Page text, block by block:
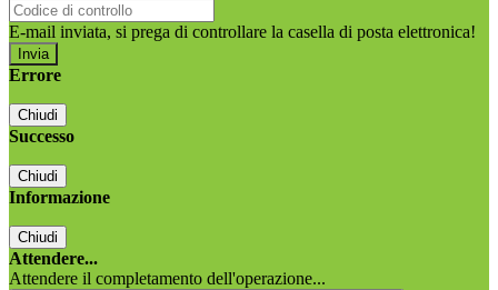
E-mail inviata, si prega di controllare la casella di posta elettronica!
Errore
Chiudi
Successo
Chiudi
Informazione
Chiudi
Attendere...
Attendere il completamento dell'operazione...